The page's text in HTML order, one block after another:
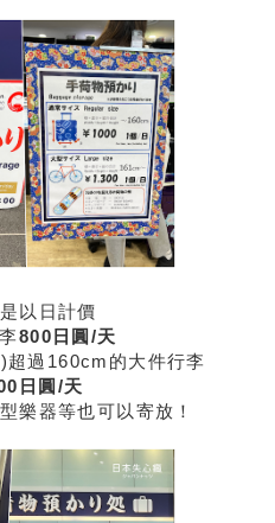
以日計價
800日圓/天
過160cm的大件行李
日圓/天
樂器等也可以寄放！